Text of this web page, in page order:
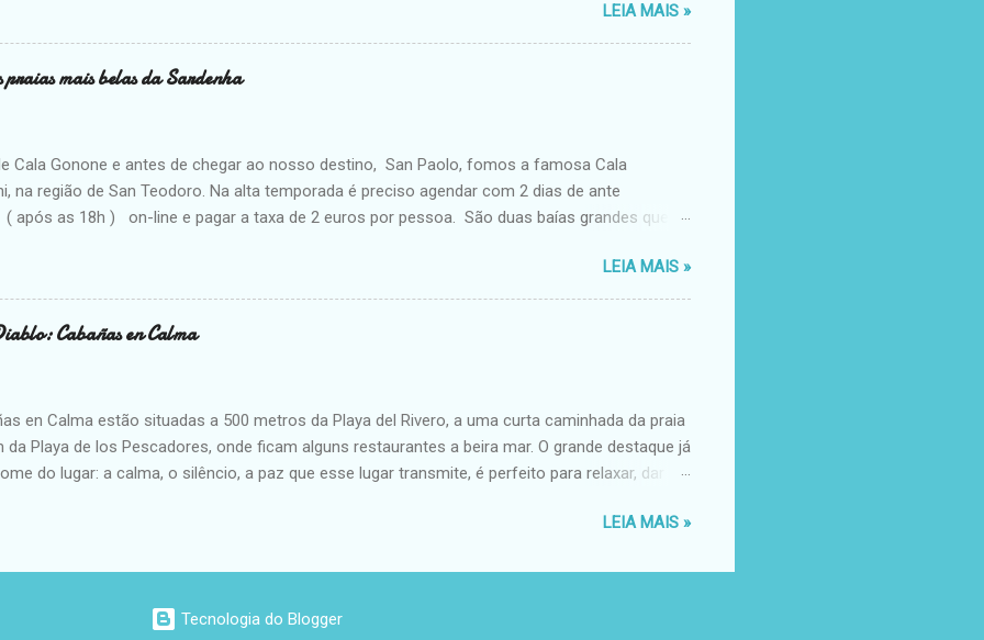
nas areias grossas e douradas não me foi muito atrativo. Eu estava com fome. Quem me
que estou sempre com fome e fico insuportável até comer. Decidi pegar uma pizza e
bancos da praia, com a melhor vista que poderia ter. No dia seguinte, compramos o passeio
Custou € 20 p/p. As saídas são do porto a partir das 9h de 30 em 30 minutos até as 13h,
LEIA MAIS »
mais belas da Sardenha
Cala Gonone e antes de chegar ao nosso destino, San Paolo, fomos a famosa Cala
na região de San Teodoro. Na alta temporada é preciso agendar com 2 dias de ante
após as 18h ) on-line e pagar a taxa de 2 euros por pessoa. São duas baías grandes que
escolhida. Pode ir ver a outra praia, mas não pode levar pertences. Nem uma mochila. Nós
de cada vez espiar Lu Impostu e tenho a certeza que escolhi a praia mais bonita para ficar.
é das praias mais bonitas da vida ( na nossa opinião, claro! ). A areia é super branca, a água
LEIA MAIS »
Cabañas en Calma
en Calma estão situadas a 500 metros da Playa del Rivero, a uma curta caminhada da praia
da Playa de los Pescadores, onde ficam alguns restaurantes a beira mar. O grande destaque já
do lugar: a calma, o silêncio, a paz que esse lugar transmite, é perfeito para relaxar, dar
e utensilhos ), ar-condicionado, lareira, TV, wi-fi que funciona super bem ( afinal, eu preciso
ou vinho. Tem parrilla para quem curte fazer um churrasco. A cama é confortável e o estilo
deixam o espaço aconchegante para casais. O sofá em frente a lareira... O
em frente a cabana facilita. O espaço entre as cabanas dá privacidade. Contato das
LEIA MAIS »
Tecnologia do Blogger